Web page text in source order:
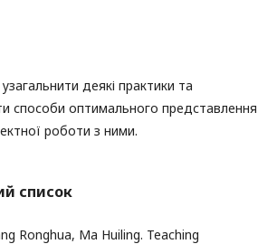
деякі практики та
способи оптимального представлення
роботи з ними.
список
Ronghua, Ma Huiling. Teaching